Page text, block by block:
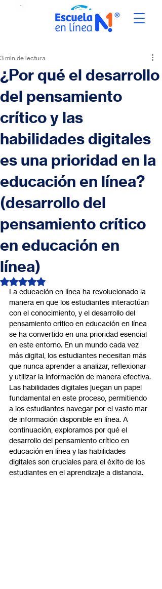
¿Por qué el desarrollo
del pensamiento
crítico y las
habilidades digitales
es una prioridad en la
educación en línea?
(desarrollo del
pensamiento crítico
en educación en
línea)
3 min de lectura
Obtuvo NaN de 5 estrellas.
La educación en línea ha revolucionado la
manera en que los estudiantes interactúan
con el conocimiento, y el desarrollo del
pensamiento crítico en educación en línea
se ha convertido en una prioridad esencial
en este entorno. En un mundo cada vez
más digital, los estudiantes necesitan más
que nunca aprender a analizar, reflexionar
y utilizar la información de manera efectiva.
Las habilidades digitales juegan un papel
fundamental en este proceso, permitiendo
a los estudiantes navegar por el vasto mar
de información disponible en línea. A
continuación, exploramos por qué el
desarrollo del pensamiento crítico en
educación en línea y las habilidades
digitales son cruciales para el éxito de los
estudiantes en el aprendizaje a distancia.